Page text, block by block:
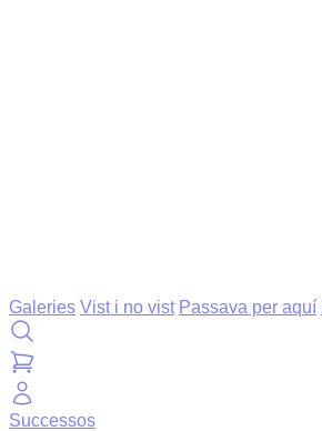
Galeries Vist i no vist Passava per aquí
Successos